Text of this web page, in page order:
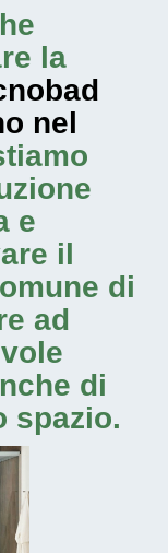
la
nel
e
il
di
ad
di
spazio.